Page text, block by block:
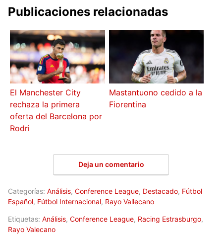
Publicaciones relacionadas
El Manchester City
rechaza la primera
oferta del Barcelona por
Rodri
Mastantuono cedido a la
Fiorentina
Deja un comentario
Categorías: Análisis, Conference League, Destacado, Fútbol
Español, Fútbol Internacional, Rayo Vallecano
Etiquetas: Análisis, Conference League, Racing Estrasburgo,
Rayo Valecano